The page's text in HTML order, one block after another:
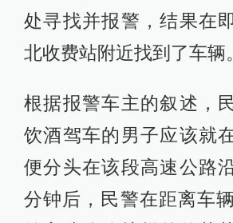
处寻找并报警，结果在
北收费站附近找到了车辆。
根据报警车主的叙述，
饮酒驾车的男子应该就
便分头在该段高速公路
分钟后，民警在距离车